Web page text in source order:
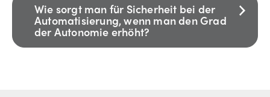
Wie sorgt man für Sicherheit bei der
Automatisierung, wenn man den Grad
der Autonomie erhöht?